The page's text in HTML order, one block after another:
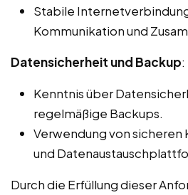
Stabile
Kommunikation und
Datensicherheit und Backup:
Kenntnis über
regelmäßige Backups.
Verwendung von sicheren
und
Durch die Erfüllung dieser